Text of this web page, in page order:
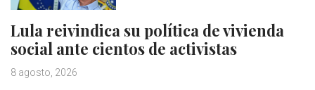
Lula reivindica su política de vivienda
social ante cientos de activistas
8 agosto, 2026